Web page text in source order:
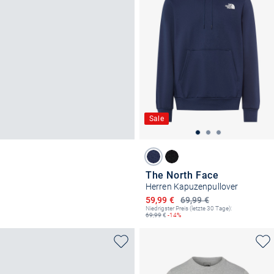
Sale
The North Face
Herren Kapuzenpullover
69,99 €
Ermäßigter Preis
59,99 €
Niedrigster Preis (letzte 30 Tage):
69,99€ -14%